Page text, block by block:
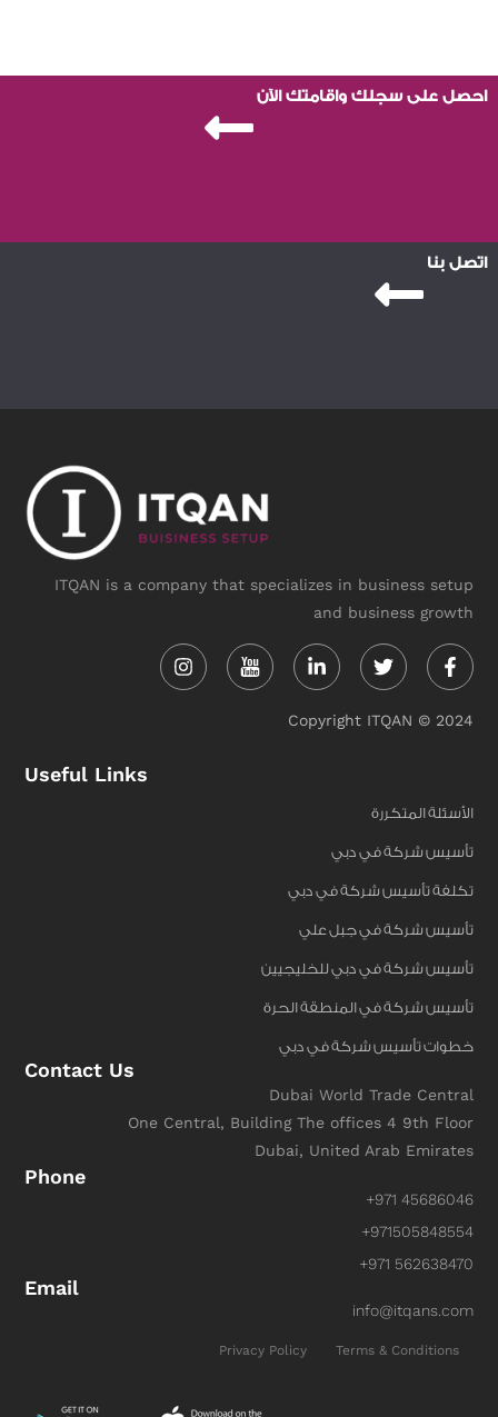
احصل على سجلك واقامتك الآن
اتصل بنا
ITQAN is a company that specializes in business setup
and business growth
in f
Copyright ITQAN © 2024
Useful Links
الأسئلة المتكررة
تأسيس شركة في دبي
تكلفة تأسيس شركة في دبي
تأسيس شركة في جبل علي
تأسيس شركة في دبي للخليجيين
تأسيس شركة في المنطقة الحرة
خطوات تأسيس شركة في دبي
Contact Us
Dubai World Trade Central
One Central, Building The offices 4 9th Floor
Dubai, United Arab Emirates
Phone
+971 45686046
+971505848554
+971 562638470
Email
info@itqans.com
Privacy Policy Terms & Conditions